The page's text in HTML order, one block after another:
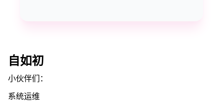
自如初
小伙伴们：
系统运维